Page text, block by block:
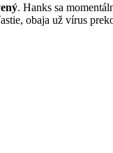
. Hanks sa
obaja už vírus